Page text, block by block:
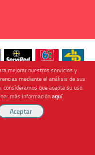
mejorar nuestros servicios y
mediante el análisis de sus
consideramos que acepta su uso.
más informaciónaquí.